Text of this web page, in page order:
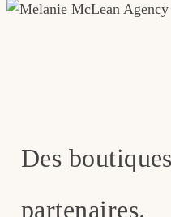
Des
partenaires.